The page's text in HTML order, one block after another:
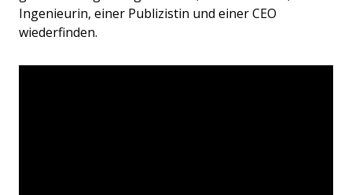
Ingenieurin, einer Publizistin und einer CEO
wiederfinden.